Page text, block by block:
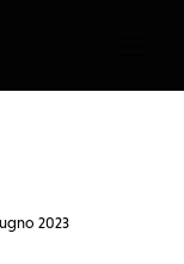
2023